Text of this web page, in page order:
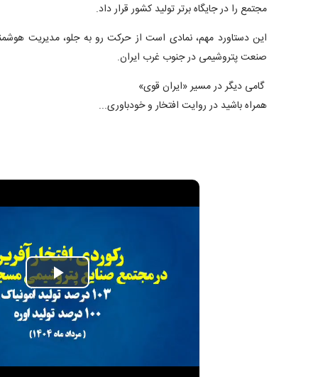
مجتمع را در جایگاه برتر تولید کشور قرار داد.
این دستاورد مهم، نمادی است از حرکت رو به جلو، مدیریت
صنعت پتروشیمی در جنوب غرب ایران.
گامی دیگر در مسیر «ایران قوی»
همراه باشید در روایت افتخار و خودباوری...
P
l